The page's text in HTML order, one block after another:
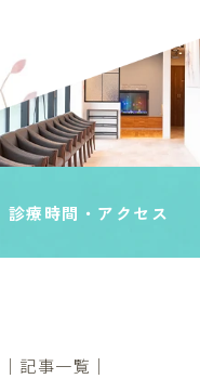
診療時間・アクセス
│記事一覧│